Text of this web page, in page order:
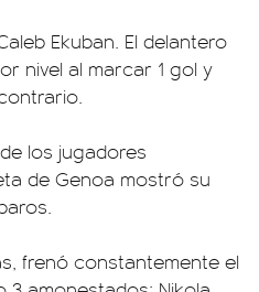
Ekuban. El delantero
nivel al marcar 1 gol y
los jugadores
de Genoa mostró su
frenó constantemente el